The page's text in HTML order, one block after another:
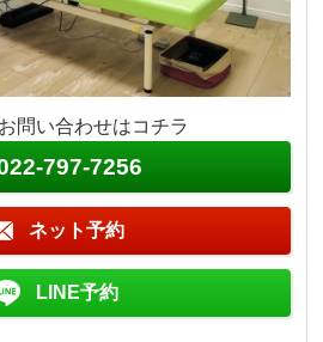
問い合わせはコチラ
797-7256
ネット予約
LINE予約